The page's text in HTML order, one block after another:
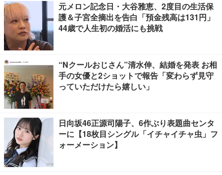
元メロン記念日・大谷雅恵、2度目の生活保
護＆子宮全摘出を告白「預金残高は131円」
44歳で人生初の婚活にも挑戦
“Nクールおじさん”清水伸、結婚を発表 お相
手の女優と2ショットで報告「変わらず見守
っていただけたら嬉しい」
日向坂46正源司陽子、6作ぶり表題曲センタ
ーに【18枚目シングル「イチャイチャ虫」フ
ォーメーション】